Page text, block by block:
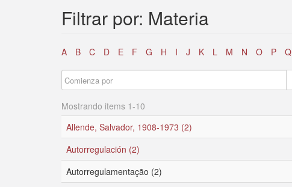
Filtrar por: Materia
A B C D E F G H I J K L M N O P Q
Mostrando items 1-10
Allende, Salvador, 1908-1973 (2)
Autorregulación (2)
Autorregulamentação (2)